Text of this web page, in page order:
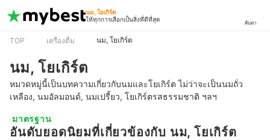
นม, โยเกิร์ต
ให้ทุกการเลือกเป็นสิ่งที่ดีที่สุด
ค้นหา
TOP เครื่องดื่ม นม, โยเกิร์ต
นม, โยเกิร์ต
หมวดหมู่นี้เป็นบทความเกี่ยวกับนมและโยเกิร์ต ไม่ว่าจะเป็นนมถั่ว
เหลือง, นมอัลมอนด์, นมเปรี้ยว, โยเกิร์ตรสธรรมชาติ ฯลฯ
มาตรฐาน
อันดับยอดนิยมที่เกี่ยวข้องกับ นม, โยเกิร์ต